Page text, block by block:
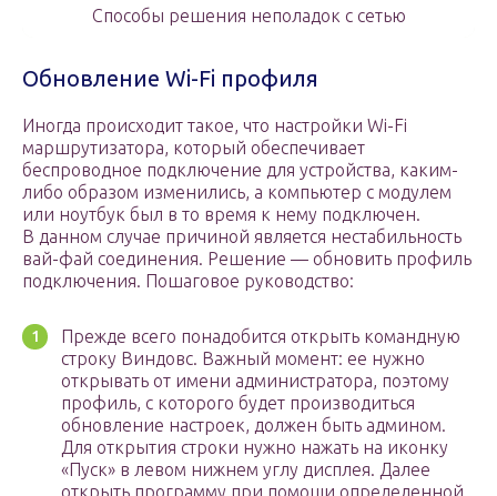
Способы решения неполадок с сетью
Обновление Wi-Fi профиля
Иногда происходит такое, что настройки Wi-Fi
маршрутизатора, который обеспечивает
беспроводное подключение для устройства, каким-
либо образом изменились, а компьютер с модулем
или ноутбук был в то время к нему подключен.
В данном случае причиной является нестабильность
вай-фай соединения. Решение — обновить профиль
подключения. Пошаговое руководство:
Прежде всего понадобится открыть командную
строку Виндовс. Важный момент: ее нужно
открывать от имени администратора, поэтому
профиль, с которого будет производиться
обновление настроек, должен быть админом.
Для открытия строки нужно нажать на иконку
«Пуск» в левом нижнем углу дисплея. Далее
открыть программу при помощи определенной